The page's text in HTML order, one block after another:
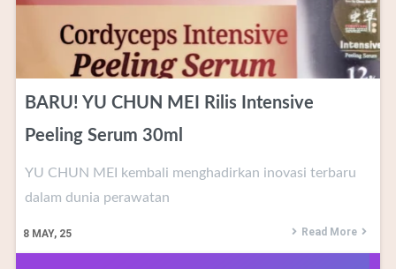
BARU! YU CHUN MEI Rilis Intensive
Peeling Serum 30ml
8 MAY, 25
YU CHUN MEI kembali menghadirkan inovasi terbaru
dalam dunia perawatan
Read More